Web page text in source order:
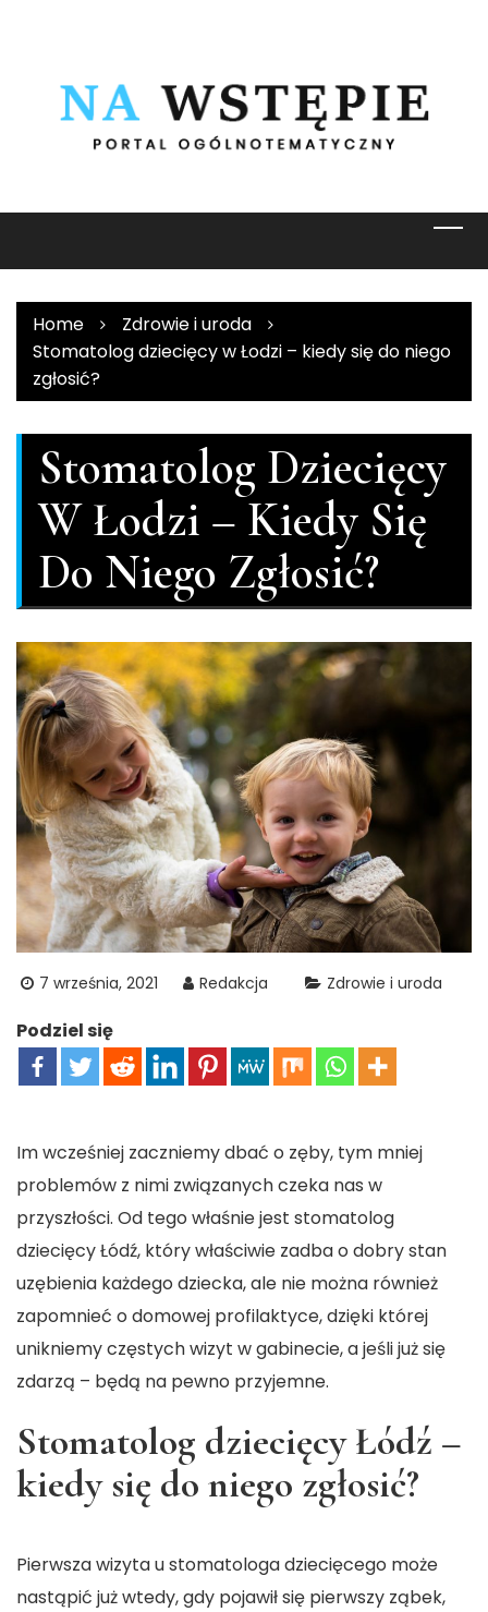
Home
Zdrowie i uroda
Stomatolog dziecięcy w Łodzi – kiedy się do niego
zgłosić?
Stomatolog Dziecięcy
W Łodzi – Kiedy Się
Do Niego Zgłosić?
7 września, 2021 Redakcja Zdrowie i uroda
Podziel się
Im wcześniej zaczniemy dbać o zęby, tym mniej
problemów z nimi związanych czeka nas w
przyszłości. Od tego właśnie jest stomatolog
dziecięcy Łódź, który właściwie zadba o dobry stan
uzębienia każdego dziecka, ale nie można również
zapomnieć o domowej profilaktyce, dzięki której
unikniemy częstych wizyt w gabinecie, a jeśli już się
zdarzą – będą na pewno przyjemne.
Stomatolog dziecięcy Łódź –
kiedy się do niego zgłosić?
Pierwsza wizyta u stomatologa dziecięcego może
nastąpić już wtedy, gdy pojawił się pierwszy ząbek,